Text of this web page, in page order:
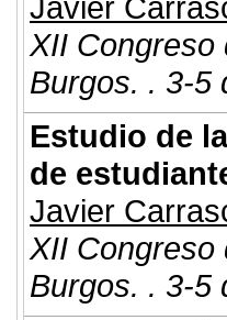
Javier
XII Congreso
Burgos. . 3-5
Estudio de
de
Javier
XII Congreso
Burgos. . 3-5